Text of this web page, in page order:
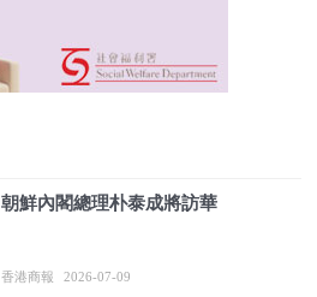
朝鮮內閣總理朴泰成將訪華
香港商報 2026-07-09